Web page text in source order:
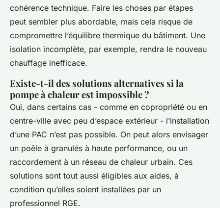
cohérence technique. Faire les choses par étapes
peut sembler plus abordable, mais cela risque de
compromettre l’équilibre thermique du bâtiment. Une
isolation incomplète, par exemple, rendra le nouveau
chauffage inefficace.
Existe-t-il des solutions alternatives si la
pompe à chaleur est impossible ?
Oui, dans certains cas - comme en copropriété ou en
centre-ville avec peu d’espace extérieur - l’installation
d’une PAC n’est pas possible. On peut alors envisager
un poêle à granulés à haute performance, ou un
raccordement à un réseau de chaleur urbain. Ces
solutions sont tout aussi éligibles aux aides, à
condition qu’elles soient installées par un
professionnel RGE.